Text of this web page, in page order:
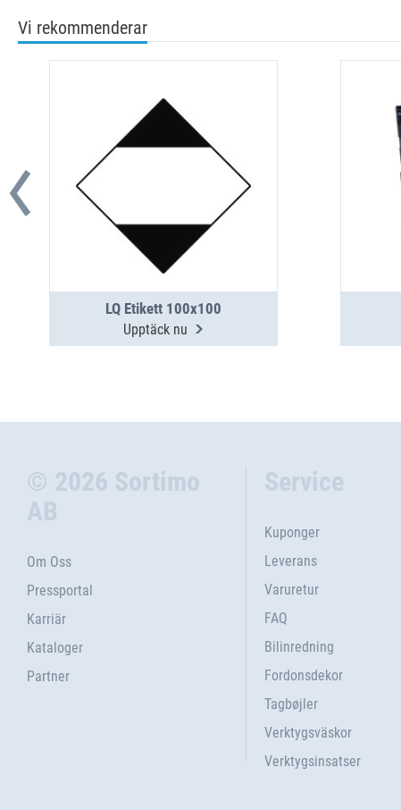
Vi rekommenderar
LQ Etikett 100x100
Upptäck nu
© 2026 Sortimo
AB
Om Oss
Pressportal
Karriär
Kataloger
Partner
Service
Kuponger
Leverans
Varuretur
FAQ
Bilinredning
Fordonsdekor
Tagbøjler
Verktygsväskor
Verktygsinsatser